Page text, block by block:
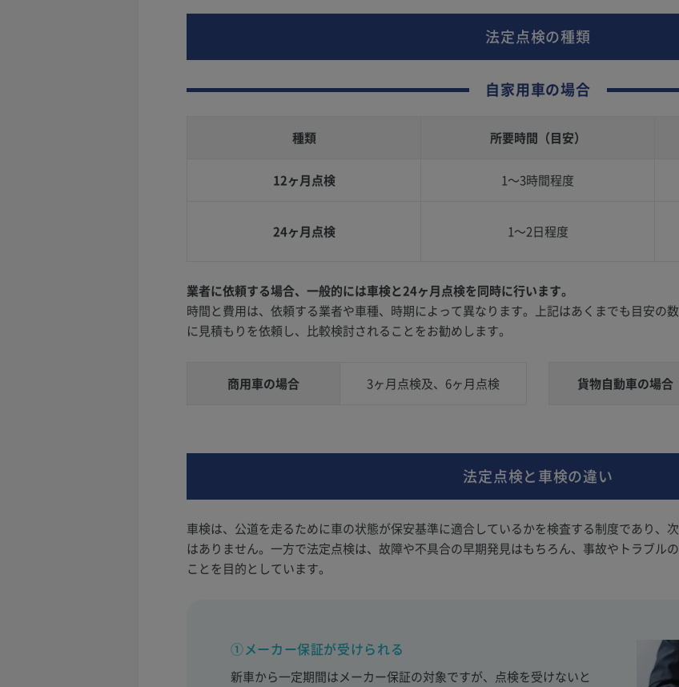
法定点検の種類
自家用車の場合
種類 所要時間 （目安）
12ヶ月点検 1〜3時間程度
24ヶ月点検 1〜2日程度
業者に依頼する場合、一般的には車検と24ヶ月点検を同時に行います。
時間と費用は、依頼する業者や車種、時期によって異なります。上記はあくまでも目安の
に見積もりを依頼し、比較検討されることをお勧めします。
商用車の場合 3ヶ月点検及、6ヶ月点検 貨物自動車の場合
法定点検と車検の違い
車検は、公道を走るために車の状態が保安基準に適合しているかを検査する制度であり、
はありません。一方で法定点検は、故障や不具合の早期発見はもちろん、事故やトラブル
ことを目的としています。
①メーカー保証が受けられる
新車から一定期間はメーカー保証の対象ですが、点検を受けないと